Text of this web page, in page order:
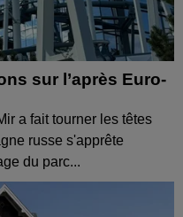
sur l’après Euro-
a fait tourner les têtes
russe s'apprête
du parc...